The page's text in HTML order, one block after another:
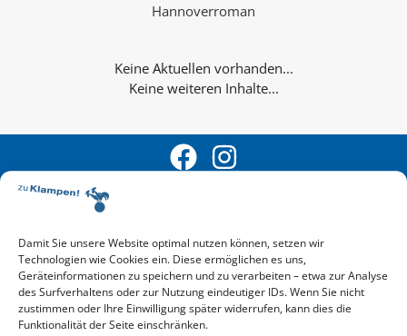
Damit Sie unsere Website optimal nutzen können, setzen wir
Technologien wie Cookies ein. Diese ermöglichen es uns,
Geräteinformationen zu speichern und zu verarbeiten – etwa zur Analyse
des Surfverhaltens oder zur Nutzung eindeutiger IDs. Wenn Sie nicht
zustimmen oder Ihre Einwilligung später widerrufen, kann dies die
Funktionalität der Seite einschränken.
Hannoverroman
Keine weiteren Inhalte...
Aktuelle Vorschau
Entdecken Sie das aktuelle zu-Klampen!-Verlagsprogramm.
Hier finden Sie die Verlagsvorschau – einfach direkt online
reinlesen oder herunterladen.